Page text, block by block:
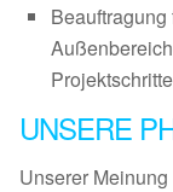
UNSERE
Unserer